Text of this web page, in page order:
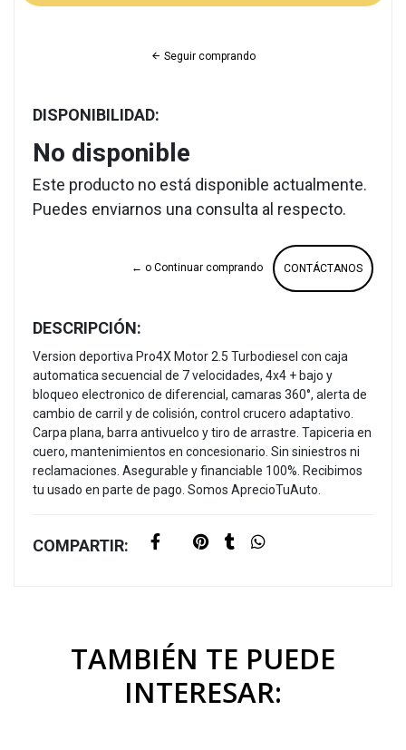
Seguir comprando
DISPONIBILIDAD:
No disponible
Este producto no está disponible actualmente.
Puedes enviarnos una consulta al respecto.
CONTÁCTANOS
← o Continuar comprando
DESCRIPCIÓN:
Version deportiva Pro4X Motor 2.5 Turbodiesel con caja
automatica secuencial de 7 velocidades, 4x4 + bajo y
bloqueo electronico de diferencial, camaras 360°, alerta de
cambio de carril y de colisión, control crucero adaptativo.
Carpa plana, barra antivuelco y tiro de arrastre. Tapiceria en
cuero, mantenimientos en concesionario. Sin siniestros ni
reclamaciones. Asegurable y financiable 100%. Recibimos
tu usado en parte de pago. Somos AprecioTuAuto.
COMPARTIR:
TAMBIÉN TE PUEDE
INTERESAR: